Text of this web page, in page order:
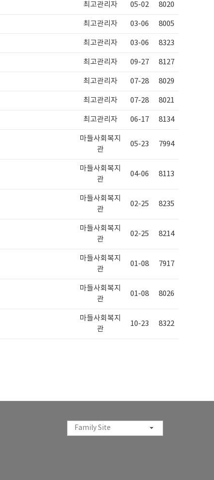
최고관리자 05-02 8020
최고관리자 03-06 8005
최고관리자 03-06 8323
최고관리자 09-27 8127
최고관리자 07-28 8029
최고관리자 07-28 8021
최고관리자 06-17 8134
마들사회복지
관
05-23 7994
마들사회복지
관
04-06 8113
마들사회복지
관
02-25 8235
마들사회복지
관
02-25 8214
마들사회복지
관
01-08 7917
마들사회복지
관
01-08 8026
마들사회복지
관
10-23 8322
Family Site